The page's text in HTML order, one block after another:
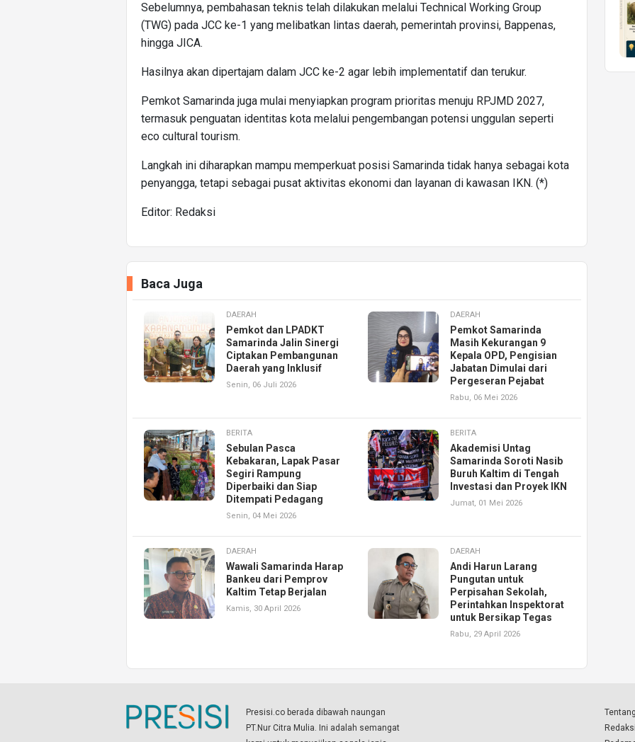
Sebelumnya, pembahasan teknis telah dilakukan melalui Technical Working Group
(TWG) pada JCC ke-1 yang melibatkan lintas daerah, pemerintah provinsi, Bappenas,
hingga JICA.
Hasilnya akan dipertajam dalam JCC ke-2 agar lebih implementatif dan terukur.
Pemkot Samarinda juga mulai menyiapkan program prioritas menuju RPJMD 2027,
termasuk penguatan identitas kota melalui pengembangan potensi unggulan seperti
eco cultural tourism.
Langkah ini diharapkan mampu memperkuat posisi Samarinda tidak hanya sebagai kota
penyangga, tetapi sebagai pusat aktivitas ekonomi dan layanan di kawasan IKN. (*)
Editor: Redaksi
Baca Juga
DAERAH
Pemkot dan LPADKT
Samarinda Jalin Sinergi
Ciptakan Pembangunan
Daerah yang Inklusif
Senin, 06 Juli 2026
DAERAH
Pemkot Samarinda
Masih Kekurangan 9
Kepala OPD, Pengisian
Jabatan Dimulai dari
Pergeseran Pejabat
Rabu, 06 Mei 2026
BERITA
Sebulan Pasca
Kebakaran, Lapak Pasar
Segiri Rampung
Diperbaiki dan Siap
Ditempati Pedagang
Senin, 04 Mei 2026
BERITA
Akademisi Untag
Samarinda Soroti Nasib
Buruh Kaltim di Tengah
Investasi dan Proyek IKN
Jumat, 01 Mei 2026
DAERAH
Wawali Samarinda Harap
Bankeu dari Pemprov
Kaltim Tetap Berjalan
Kamis, 30 April 2026
DAERAH
Andi Harun Larang
Pungutan untuk
Perpisahan Sekolah,
Perintahkan Inspektorat
untuk Bersikap Tegas
Rabu, 29 April 2026
Presisi.co berada dibawah naungan
PT.Nur Citra Mulia. Ini adalah semangat
Redaksi